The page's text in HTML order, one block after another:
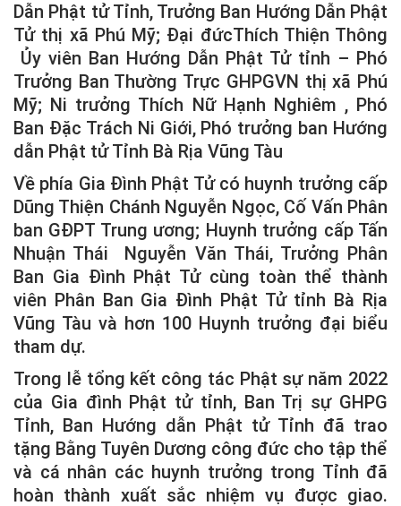
Dẫn Phật tử Tỉnh, Trưởng Ban Hướng Dẫn Phật
Tử thị xã Phú Mỹ; Đại đứcThích Thiện Thông
Ủy viên Ban Hướng Dẫn Phật Tử tỉnh – Phó
Trưởng Ban Thường Trực GHPGVN thị xã Phú
Mỹ; Ni trưởng Thích Nữ Hạnh Nghiêm , Phó
Ban Đặc Trách Ni Giới, Phó trưởng ban Hướng
dẫn Phật tử Tỉnh Bà Rịa Vũng Tàu
Về phía Gia Đình Phật Tử có huynh trưởng cấp
Dũng Thiện Chánh Nguyễn Ngọc, Cố Vấn Phân
ban GĐPT Trung ương; Huynh trưởng cấp Tấn
Nhuận Thái Nguyễn Văn Thái, Trưởng Phân
Ban Gia Đình Phật Tử cùng toàn thể thành
viên Phân Ban Gia Đình Phật Tử tỉnh Bà Rịa
Vũng Tàu và hơn 100 Huynh trưởng đại biểu
tham dự.
Trong lễ tổng kết công tác Phật sự năm 2022
của Gia đình Phật tử tỉnh, Ban Trị sự GHPG
Tỉnh, Ban Hướng dẫn Phật tử Tỉnh đã trao
tặng Bằng Tuyên Dương công đức cho tập thể
và cá nhân các huynh trưởng trong Tỉnh đã
hoàn thành xuất sắc nhiệm vụ được giao.